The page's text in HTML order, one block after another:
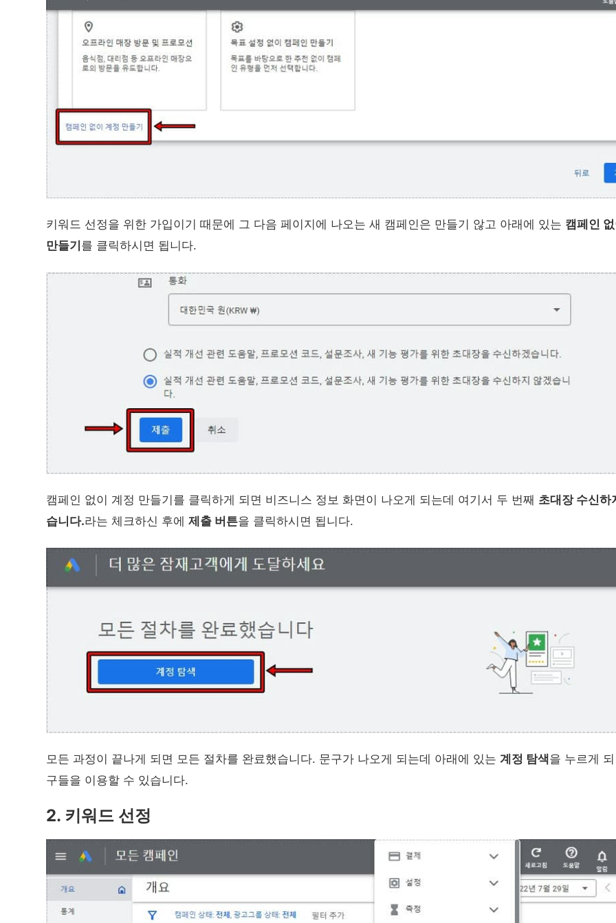
키워드 선정을 위한 가입이기 때문에 그 다음 페이지에 나오는 새 캠페인은 만들기 않고 아래에 있는 캠페인
만들기 를 클릭하시면 됩니다.
캠페인 없이 계정 만들기를 클릭하게 되면 비즈니스 정보 화면이 나오게 되는데 여기서 두 번째 초대장 수신하
습니다.라는 체크하신 후에 제출 버튼을 클릭하시면 됩니다.
모든 과정이 끝나게 되면 모든 절차를 완료했습니다. 문구가 나오게 되는데 아래에 있는 계정 탐색을 누르게
구들을 이용할 수 있습니다.
2. 키워드 선정